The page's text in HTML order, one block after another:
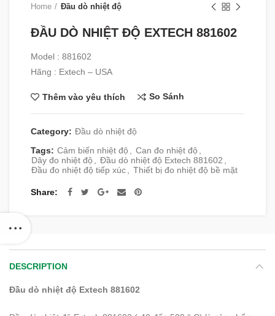
Home Đầu dò nhiệt độ
ĐẦU DÒ NHIỆT ĐỘ EXTECH 881602
Model : 881602
Hãng : Extech – USA
Thêm vào yêu thích So Sánh
Category: Đầu dò nhiệt độ
Tags: Cảm biến nhiệt độ , Can đo nhiệt độ ,
Dây đo nhiệt độ , Đầu dò nhiệt độ Extech 881602 ,
Đầu đo nhiệt độ tiếp xúc, Thiết bị đo nhiệt độ bề mặt
Share
DESCRIPTION
Đầu dò nhiệt độ Extech 881602